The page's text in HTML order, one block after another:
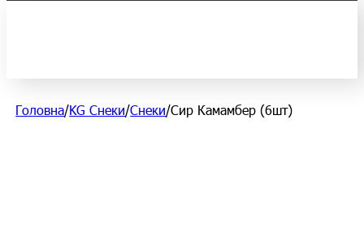
Головна/KG Снеки/Снеки/Сир Камамбер (6шт)